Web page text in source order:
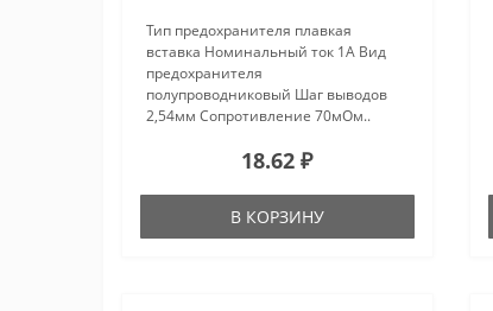
Тип предохранителя плавкая
вставка Номинальный ток 1А Вид
предохранителя
полупроводниковый Шаг выводов
2,54мм Сопротивление 70мОм..
18.62 ₽
В КОРЗИНУ